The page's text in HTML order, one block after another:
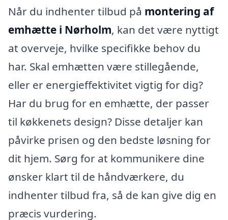
Når du indhenter tilbud på montering af
emhætte i Nørholm, kan det være nyttigt
at overveje, hvilke specifikke behov du
har. Skal emhætten være stillegående,
eller er energieffektivitet vigtig for dig?
Har du brug for en emhætte, der passer
til køkkenets design? Disse detaljer kan
påvirke prisen og den bedste løsning for
dit hjem. Sørg for at kommunikere dine
ønsker klart til de håndværkere, du
indhenter tilbud fra, så de kan give dig en
præcis vurdering.